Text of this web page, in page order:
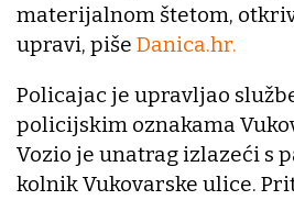
materijalnom štetom,
upravi, piše Danica.hr.
Policajac je upravljao
policijskim oznakama
Vozio je unatrag izlazeći s
kolnik Vukovarske ulice.